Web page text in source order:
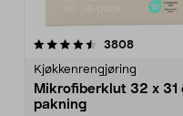
3808
Kjøkkenrengjøring
Mikrofiberklut 32 x 31
pakning
4.5av 5 stjerner